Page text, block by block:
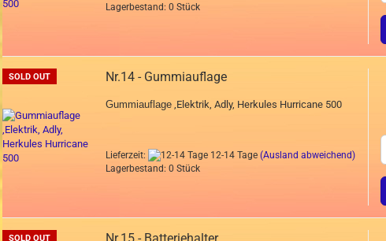
Lagerbestand: 0 Stück
SOLD OUT Nr.14 - Gummiauflage
Gummiauflage,Elektrik, Adly, Herkules Hurricane 500
Lieferzeit: 12-14 Tage (Ausland abweichend)
Lagerbestand: 0 Stück
SOLD OUT Nr.15 - Batteriehalter